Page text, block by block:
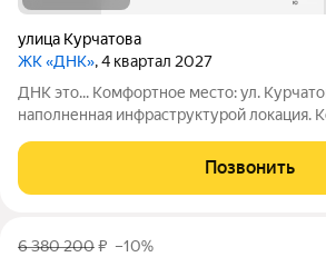
улица Курчатова
ЖК «ДНК», 4 квартал 2027
ДНК это... Комфортное место: ул. Курчатова освоенная,
наполненная инфраструктурой локация. Комфортная взору
многообразие планировок, квартиры с
Позвонить
6 380 200₽ –10%